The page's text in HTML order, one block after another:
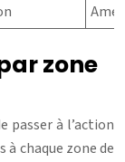
zone
passer à l’action
chaque zone de